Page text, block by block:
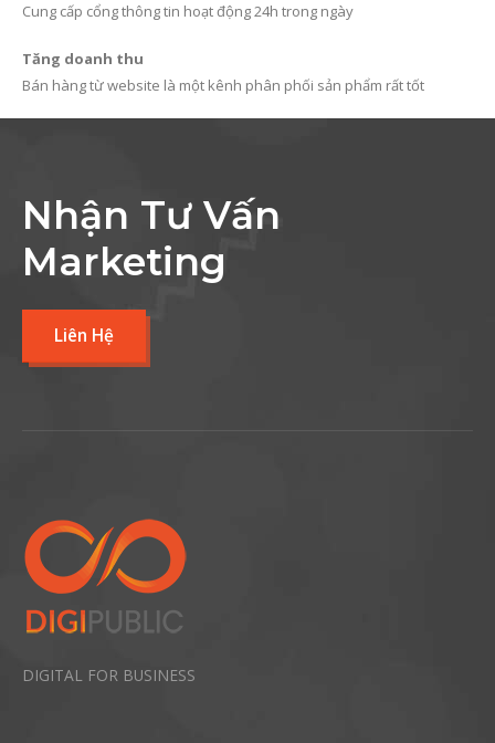
Cung cấp cổng thông tin hoạt động 24h trong ngày
Tăng doanh thu
Bán hàng từ website là một kênh phân phối sản phẩm rất tốt
Nhận Tư Vấn
Marketing
Liên Hệ
DIGITAL FOR BUSINESS